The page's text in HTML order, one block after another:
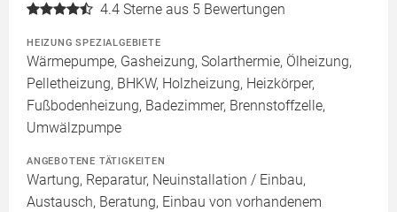
4.4 Sterne aus 5 Bewertungen
HEIZUNG SPEZIALGEBIETE
Wärmepumpe, Gasheizung, Solarthermie, Ölheizung,
Pelletheizung, BHKW, Holzheizung, Heizkörper,
Fußbodenheizung, Badezimmer, Brennstoffzelle,
Umwälzpumpe
ANGEBOTENE TÄTIGKEITEN
Wartung, Reparatur, Neuinstallation / Einbau,
Austausch, Beratung, Einbau von vorhandenem